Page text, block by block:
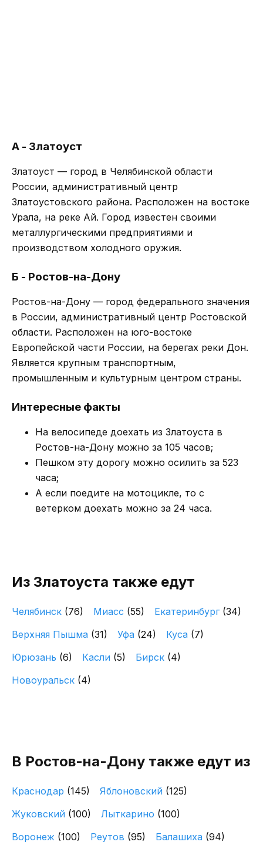
А - Златоуст
Златоуст — город в Челябинской области
России, административный центр
Златоустовского района. Расположен на востоке
Урала, на реке Ай. Город известен своими
металлургическими предприятиями и
производством холодного оружия.
Б - Ростов-на-Дону
Ростов-на-Дону — город федерального значения
в России, административный центр Ростовской
области. Расположен на юго-востоке
Европейской части России, на берегах реки Дон.
Является крупным транспортным,
промышленным и культурным центром страны.
Интересные факты
На велосипеде доехать из Златоуста в
Ростов-на-Дону можно за 105 часов;
Пешком эту дорогу можно осилить за 523
часа;
А если поедите на мотоцикле, то с
ветерком доехать можно за 24 часа.
Из Златоуста также едут
Челябинск (76) Миасс (55) Екатеринбург (34)
Верхняя Пышма (31) Уфа (24) Куса (7)
Юрюзань (6) Касли (5) Бирск (4)
Новоуральск (4)
В Ростов-на-Дону также едут из
Краснодар (145) Яблоновский (125)
Жуковский (100) Лыткарино (100)
Воронеж (100) Реутов (95) Балашиха (94)